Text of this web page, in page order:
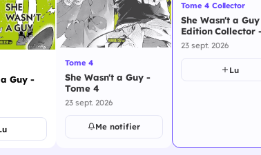
Guy -
Tome 4
She Wasn't a Guy -
Tome 4
23 sept. 2026
Me notifier
Tome 4 Collector
She Wasn't a
Edition Collector
Tome 4
23 sept. 2026
Lu